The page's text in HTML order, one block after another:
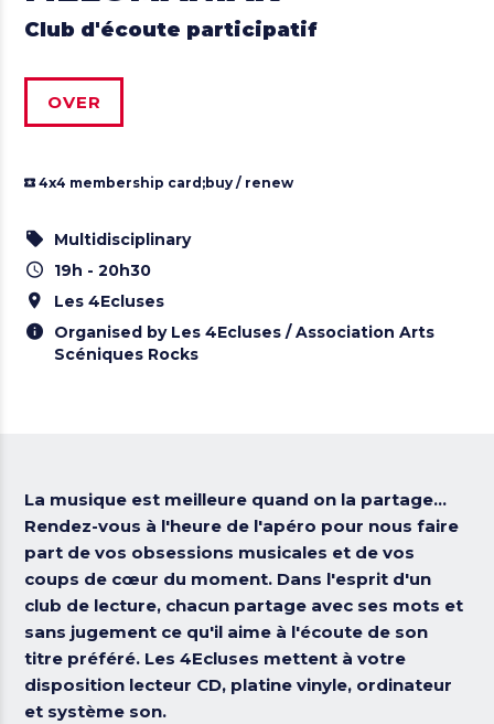
Club d'écoute participatif
OVER
4x4 membership card;buy / renew
Multidisciplinary
19h - 20h30
Les 4Ecluses
Organised by Les 4Ecluses / Association Arts
Scéniques Rocks
La musique est meilleure quand on la partage...
Rendez-vous à l'heure de l'apéro pour nous faire
part de vos obsessions musicales et de vos
coups de cœur du moment. Dans l'esprit d'un
club de lecture, chacun partage avec ses mots et
sans jugement ce qu'il aime à l'écoute de son
titre préféré. Les 4Ecluses mettent à votre
disposition lecteur CD, platine vinyle, ordinateur
et système son.